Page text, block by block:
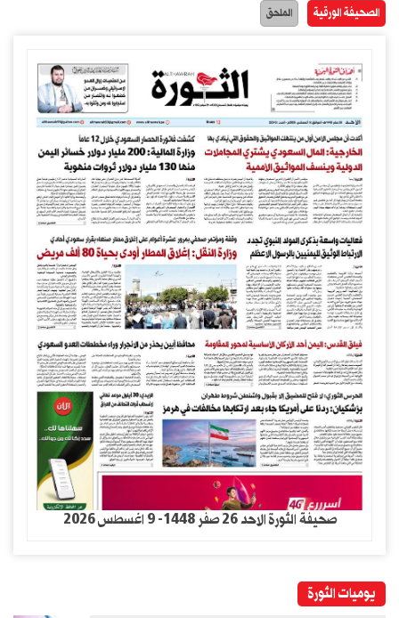
الصحيفة الورقية الملحق
صحيفة الثورة الاحد 26 صفر 1448- 9 اغسطس 2026
يوميات الثورة